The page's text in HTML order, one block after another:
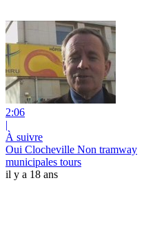
2:06
|
À suivre
Oui Clocheville Non tramway
municipales tours
il y a 18 ans